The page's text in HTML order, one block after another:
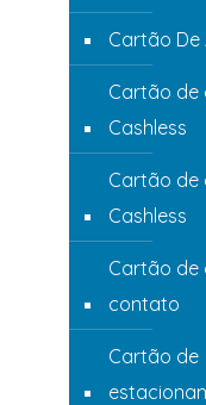
Cartão
Cartão de
Cashless
Cartão de
Cashless
Cartão de
contato
Cartão de